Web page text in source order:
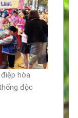
hòa
độc